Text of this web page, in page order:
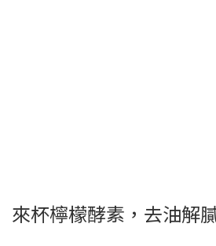
來杯檸檬酵素，去油解